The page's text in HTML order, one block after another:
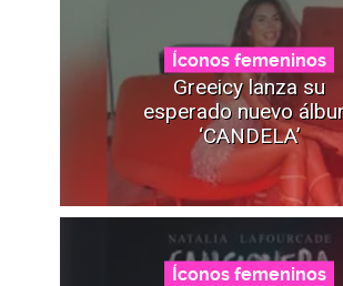
Íconos femeninos
Greeicy lanza su
esperado nuevo
‘CANDELA’
Íconos femeninos